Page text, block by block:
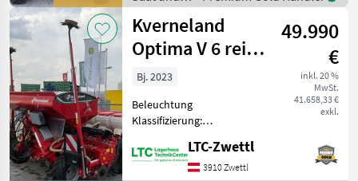
klappbar, Mais,
pneumatisch,
Reihendüngerstre
Pflege /
Kverneland
Kverneland
Optima V 6 reihig
e-drive II
49.990
€
inkl. 20 %
MwSt.
41.658,33 €
exkl.
Bj. 2023
Beleuchtung
Klassifizierung:
Arbeitsbreite: 4.8;
Reihenabstand: 75;
LTC-Zwettl
3910 Zwettl